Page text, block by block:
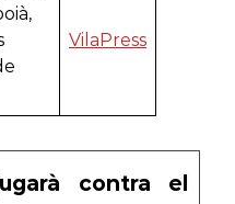
VilaPress
contra el